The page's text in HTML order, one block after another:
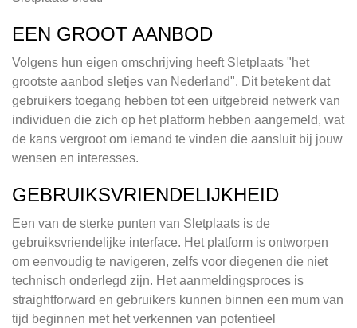
EEN GROOT AANBOD
Volgens hun eigen omschrijving heeft Sletplaats "het
grootste aanbod sletjes van Nederland". Dit betekent dat
gebruikers toegang hebben tot een uitgebreid netwerk van
individuen die zich op het platform hebben aangemeld, wat
de kans vergroot om iemand te vinden die aansluit bij jouw
wensen en interesses.
GEBRUIKSVRIENDELIJKHEID
Een van de sterke punten van Sletplaats is de
gebruiksvriendelijke interface. Het platform is ontworpen
om eenvoudig te navigeren, zelfs voor diegenen die niet
technisch onderlegd zijn. Het aanmeldingsproces is
straightforward en gebruikers kunnen binnen een mum van
tijd beginnen met het verkennen van potentieel